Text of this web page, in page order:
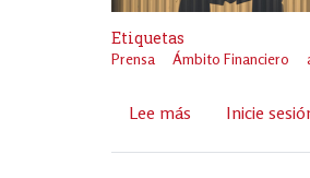
CERA
Etiquetas
Prensa Ámbito Financiero
Lee más sobreInicie